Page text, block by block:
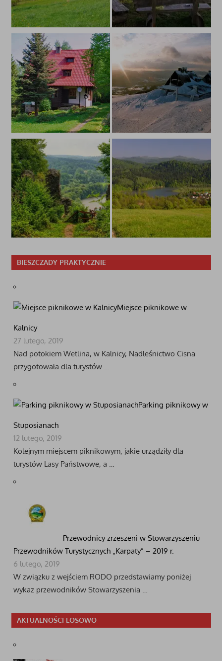
BIESZCZADY PRAKTYCZNIE
Miejsce piknikowe w
Kalnicy
27 lutego, 2019
Nad potokiem Wetlina, w Kalnicy, Nadleśnictwo Cisna
przygotowała dla turystów …
Parking piknikowy w
Stuposianach
12 lutego, 2019
Kolejnym miejscem piknikowym, jakie urządziły dla
turystów Lasy Państwowe, a …
Przewodnicy zrzeszeni w Stowarzyszeniu
Przewodników Turystycznych „Karpaty” – 2019 r.
6 lutego, 2019
W związku z wejściem RODO przedstawiamy poniżej
wykaz przewodników Stowarzyszenia …
AKTUALNOŚCI LOSOWO